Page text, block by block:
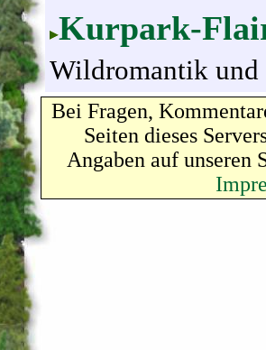
Kurpark-
Wildromantik
Bei Fragen,
Seiten dieses
Angaben auf unseren